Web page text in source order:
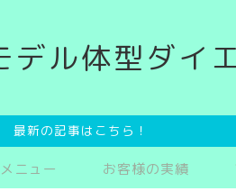
デル体型ダイ
最新の記事はこちら！
ニュー お客様の実績